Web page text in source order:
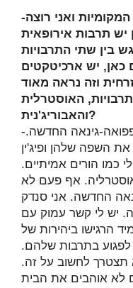
-באוסטרליה קיימת בעיה של גזענות כלפי האוכלוסיות המקומיות ואני רוצה
יש תרבות אירופאית
בין שתי התרבויות
כאן, יש ארכיטקטים
וזה נראה מאוד
האוסטרלית
והאבוריג'נית?
-בוא נתחיל מההתחלה: בשש שנות חיי הראשונות גדלתי בפפואה-גינאה החדשה.
השפה שלהן ופיג'ין
כמו הורים אמיתיים.
אף פעם לא
החדשה. אני סנדק
יש לי קשר עמוק עם
הרגישו ביהירות של
בתרבות שלהם.
תצטרך לחשוב על זה.
לא אוהבים את הבית